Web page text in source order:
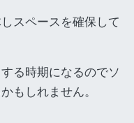
スペースを確保して
る時期になるのでソ
もしれません。